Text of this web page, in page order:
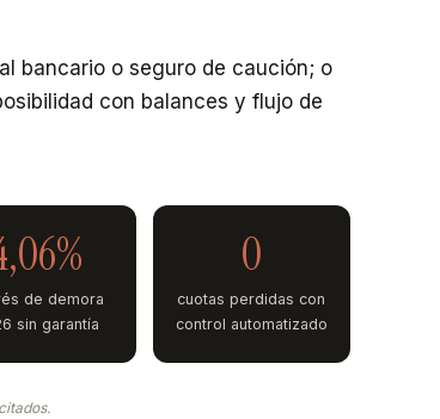
bancario o seguro de caución; o
con balances y flujo de
de demora
sin garantía
0
cuotas perdidas con
control automatizado